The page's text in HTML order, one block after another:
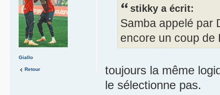
stikky a écrit:
Samba appelé par
encore un coup de
toujours la même
le sélectionne pas.
Giallo
Retour